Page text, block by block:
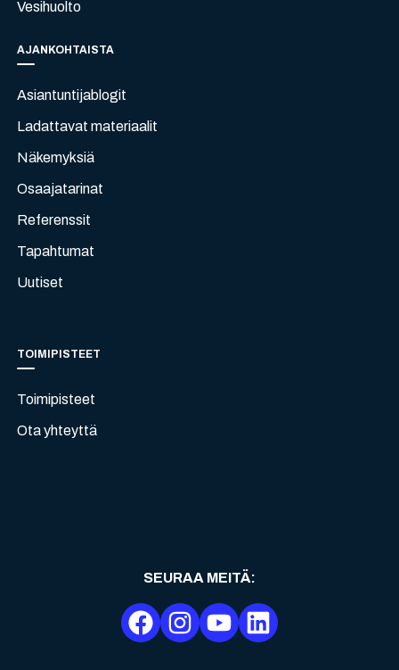
Vesihuolto
AJANKOHTAISTA
Asiantuntijablogit
Ladattavat materiaalit
Näkemyksiä
Osaajatarinat
Referenssit
Tapahtumat
Uutiset
TOIMIPISTEET
Toimipisteet
Ota yhteyttä
SEURAA MEITÄ: